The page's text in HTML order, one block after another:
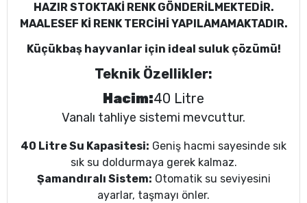
HAZIR STOKTAKİ RENK GÖNDERİLMEKTEDİR.
MAALESEF Kİ RENK TERCİHİ YAPILAMAMAKTADIR.
Küçükbaş hayvanlar için ideal suluk çözümü!
Teknik Özellikler:
Hacim:40 Litre
Vanalı tahliye sistemi mevcuttur.
40 Litre Su Kapasitesi: Geniş hacmi sayesinde sık
sık su doldurmaya gerek kalmaz.
Şamandıralı Sistem: Otomatik su seviyesini
ayarlar, taşmayı önler.